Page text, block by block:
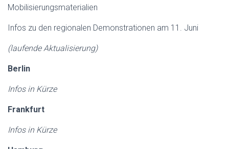
Mobilisierungsmaterialien
Infos zu den regionalen Demonstrationen am 11. Juni
(laufende Aktualisierung)
Berlin
Infos in Kürze
Frankfurt
Infos in Kürze